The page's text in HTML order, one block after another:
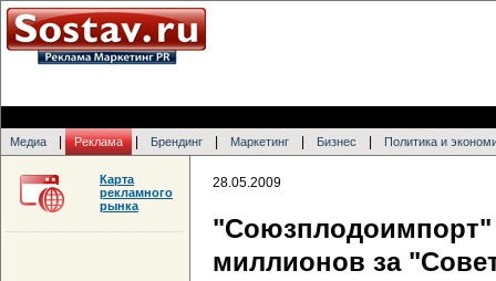
Медиа Реклама Брендинг Маркетинг Бизнес Политика и
28.05.2009
миллионов за
Карта
рекламного
рынка